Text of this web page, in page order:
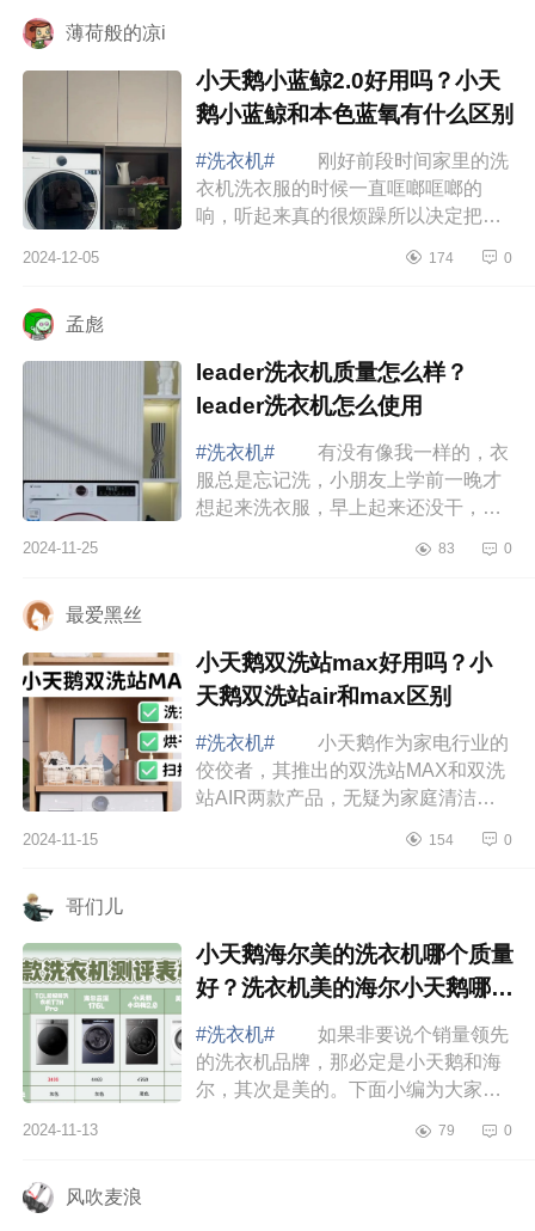
薄荷般的凉i
小天鹅小蓝鲸2.0好用吗？小天
鹅小蓝鲸和本色蓝氧有什么区别
#洗衣机#
刚好前段时间家里的洗
衣机洗衣服的时候一直哐啷哐啷的
响，听起来真的很烦躁所以决定把家
洗烘套装放在阳台上结合我家阳台的
2024-12-05 174 0
孟彪
leader洗衣机质量怎么样？
leader洗衣机怎么使用
#洗衣机#
有没有像我一样的，衣
服总是忘记洗，小朋友上学前一晚才
想起来洗衣服，早上起来还没干，和
干，下面小编为大家介绍下leader洗
2024-11-25 83 0
最爱黑丝
小天鹅双洗站max好用吗？小
天鹅双洗站air和max区别
#洗衣机#
小天鹅作为家电行业的
佼佼者，其推出的双洗站MAX和双洗
站AIR两款产品，无疑为家庭清洁和
为大家介绍下小天鹅双洗站max好用
2024-11-15 154 0
哥们儿
小天鹅海尔美的洗衣机哪个质量
好？洗衣机美的海尔小天鹅哪个
更好
#洗衣机#
如果非要说个销量领先
的洗衣机品牌，那必定是小天鹅和海
尔，其次是美的。下面小编为大家介
好？ 小天鹅海尔美的洗衣机哪个
2024-11-13 79 0
风吹麦浪